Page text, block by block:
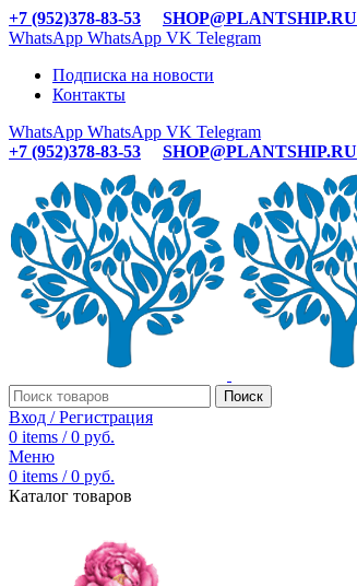
+7 (952)378-83-53
SHOP@PLANTSHIP.RU
WhatsApp WhatsApp VK Telegram
Подписка на новости
Контакты
WhatsApp WhatsApp VK Telegram
+7 (952)378-83-53
SHOP@PLANTSHIP.RU
Поиск
Вход / Регистрация
0 items / 0 руб.
Меню
0 items / 0 руб.
Каталог товаров